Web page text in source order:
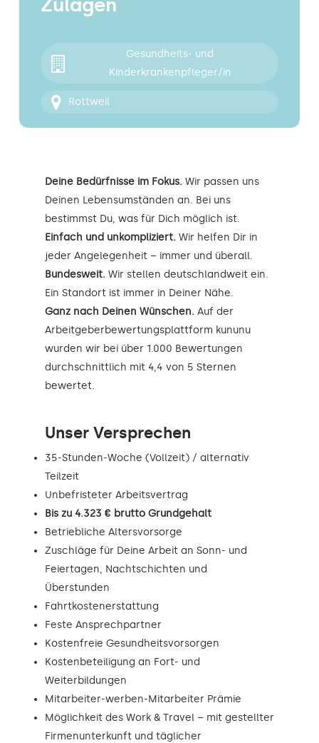
Kontakt
Zulagen
Gesundheits- und
Kinderkrankenpfleger/in
Rottweil
Deine Bedürfnisse im Fokus. Wir passen uns
Deinen Lebensumständen an. Bei uns
bestimmst Du, was für Dich möglich ist.
Einfach und unkompliziert. Wir helfen Dir in
jeder Angelegenheit – immer und überall.
Bundesweit. Wir stellen deutschlandweit ein.
Ein Standort ist immer in Deiner Nähe.
Ganz nach Deinen Wünschen. Auf der
Arbeitgeberbewertungsplattform kununu
wurden wir bei über 1.000 Bewertungen
durchschnittlich mit 4,4 von 5 Sternen
bewertet.
Unser Versprechen
35-Stunden-Woche (Vollzeit) / alternativ
Teilzeit
Unbefristeter Arbeitsvertrag
Bis zu 4.323 € brutto Grundgehalt
Betriebliche Altersvorsorge
Zuschläge für Deine Arbeit an Sonn- und
Feiertagen, Nachtschichten und
Überstunden
Fahrtkostenerstattung
Feste Ansprechpartner
Kostenfreie Gesundheitsvorsorgen
Kostenbeteiligung an Fort- und
Weiterbildungen
Mitarbeiter-werben-Mitarbeiter Prämie
Möglichkeit des Work & Travel – mit gestellter
Firmenunterkunft und täglicher